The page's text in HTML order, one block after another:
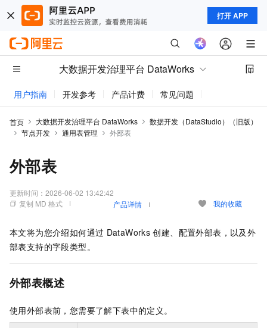
打开 APP
大数据开发治理平台 DataWorks
用户指南 开发参考 产品计费 常见问题
首页 大数据开发治理平台 DataWorks
数据开发（DataStudio）（旧版）
节点开发
通用表管理 外部表
外部表
更新时间： 2026-06-02 13:42:42
复制 MD 格式
产品详情 我的收藏
本文将为您介绍如何通过 DataWorks 创建、配置外部表，以及外
部表支持的字段类型。
外部表概述
使用外部表前，您需要了解下表中的定义。